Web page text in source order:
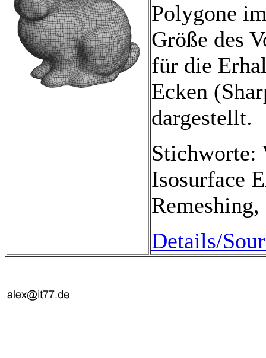
Polygone
Größe des
für die
Ecken
dargestellt.
Stichworte:
Isosurface
Details/